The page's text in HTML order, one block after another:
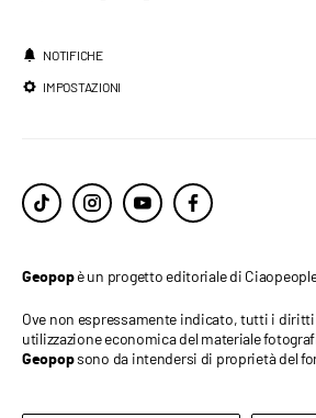
NOTIFICHE
IMPOSTAZIONI
Geopopè un progetto editoriale di
Ove non espressamente indicato, tutti i
utilizzazione economica del materiale
Geopopsono da intendersi di proprietà del